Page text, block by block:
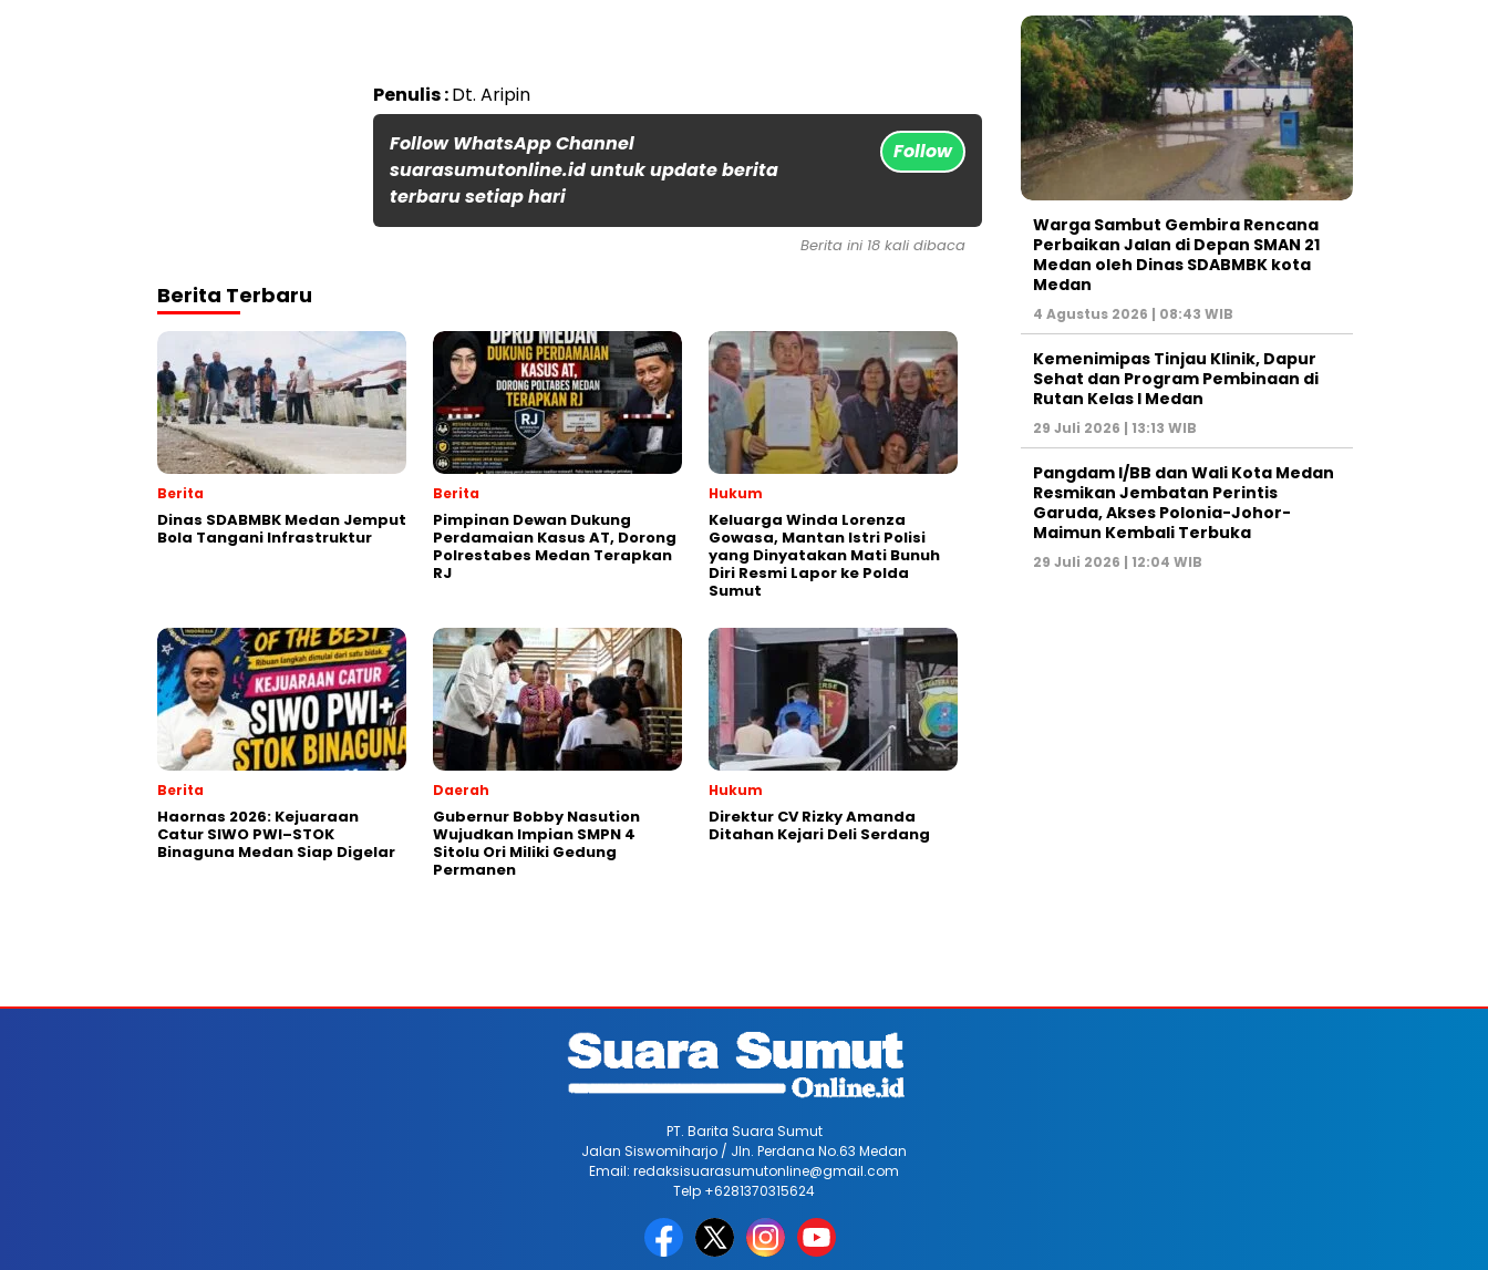
Penulis :Dt. Aripin
Follow WhatsApp Channel
suarasumutonline.id untuk update berita
terbaru setiap hari
Follow
Berita ini 18 kali dibaca
Berita Terbaru
Berita
Dinas SDABMBK Medan Jemput
Bola Tangani Infrastruktur
Berita
Pimpinan Dewan Dukung
Perdamaian Kasus AT, Dorong
Polrestabes Medan Terapkan
RJ
Hukum
Keluarga Winda Lorenza
Gowasa, Mantan Istri Polisi
yang Dinyatakan Mati Bunuh
Diri Resmi Lapor ke Polda
Sumut
Berita
Haornas 2026: Kejuaraan
Catur SIWO PWI–STOK
Binaguna Medan Siap Digelar
Daerah
Gubernur Bobby Nasution
Wujudkan Impian SMPN 4
Sitolu Ori Miliki Gedung
Permanen
Hukum
Direktur CV Rizky Amanda
Ditahan Kejari Deli Serdang
Warga Sambut Gembira Rencana
Perbaikan Jalan di Depan SMAN 21
Medan oleh Dinas SDABMBK kota
Medan
4 Agustus 2026 | 08:43 WIB
Kemenimipas Tinjau Klinik, Dapur
Sehat dan Program Pembinaan di
Rutan Kelas I Medan
29 Juli 2026 | 13:13 WIB
Pangdam I/BB dan Wali Kota Medan
Resmikan Jembatan Perintis
Garuda, Akses Polonia-Johor-
Maimun Kembali Terbuka
29 Juli 2026 | 12:04 WIB
PT. Barita Suara Sumut
Jalan Siswomiharjo / Jln. Perdana No.63 Medan
Email: redaksisuarasumutonline@gmail.com
Telp +6281370315624